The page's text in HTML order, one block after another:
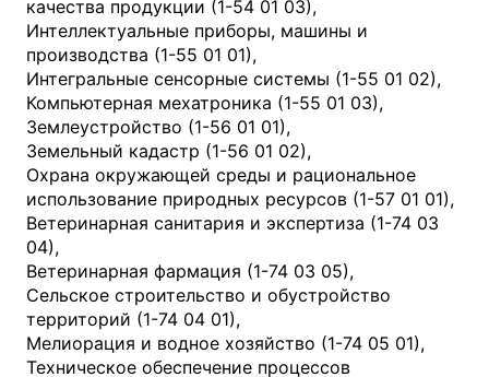
качества продукции (1-54 01 03),
Интеллектуальные приборы, машины и
производства (1-55 01 01),
Интегральные сенсорные системы (1-55 01 02),
Компьютерная мехатроника (1-55 01 03),
Землеустройство (1-56 01 01),
Земельный кадастр (1-56 01 02),
Охрана окружающей среды и рациональное
использование природных ресурсов (1-57 01 01),
Ветеринарная санитария и экспертиза (1-74 03
04),
Ветеринарная фармация (1-74 03 05),
Сельское строительство и обустройство
территорий (1-74 04 01),
Мелиорация и водное хозяйство (1-74 05 01),
Техническое обеспечение процессов